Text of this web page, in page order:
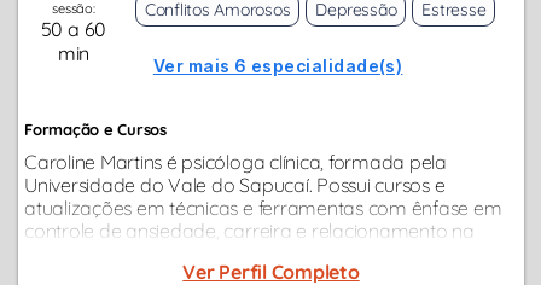
sessão:
50 a 60
min
Conflitos Amorosos
Depressão Estresse
Ver mais 6 especialidade(s)
Formação e Cursos
Caroline Martins é psicóloga clínica, formada pela
Universidade do Vale do Sapucaí. Possui cursos e
atualizações em técnicas e ferramentas com ênfase em
controle de ansiedade, carreira e relacionamento na
Ver Perfil Completo